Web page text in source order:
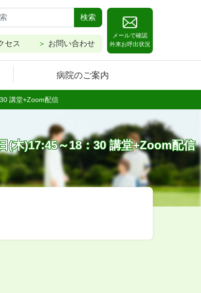
検索
セス お問い合わせ
メールで確認
外来お呼出状況
病院のご案内
講堂+Zoom配信
(木)17:45～18：30 講堂+Zoom配信